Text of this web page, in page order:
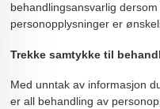
behandlingsansvarlig
personopplysninger er
Trekke samtykke til
Med unntak av informasjon
er all behandling av